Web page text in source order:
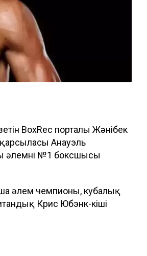
BoxRec порталы Жәнібек
Анауэль
әлемнің №1 боксшысы
әлем чемпионы, кубалық
Крис Юбэнк-кіші